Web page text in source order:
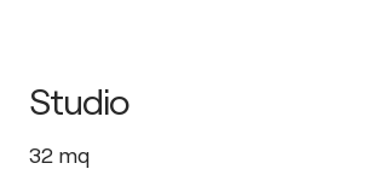
Studio
32 mq